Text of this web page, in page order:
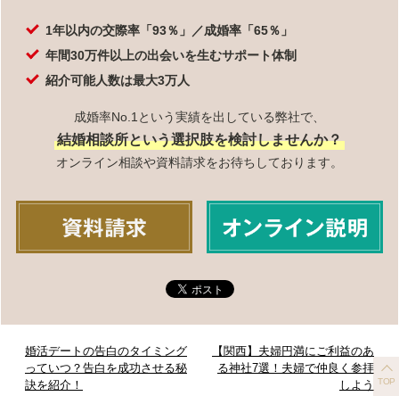
1年以内の交際率「93％」／成婚率「65％」
年間30万件以上の出会いを生むサポート体制
紹介可能人数は最大3万人
成婚率No.1という実績を出している弊社で、
結婚相談所という選択肢を検討しませんか？
オンライン相談や資料請求をお待ちしております。
婚活デートの告白のタイミング
っていつ？告白を成功させる秘
訣を紹介！
【関西】夫婦円満にご利益のあ
る神社7選！夫婦で仲良く参拝
しよう
TOP